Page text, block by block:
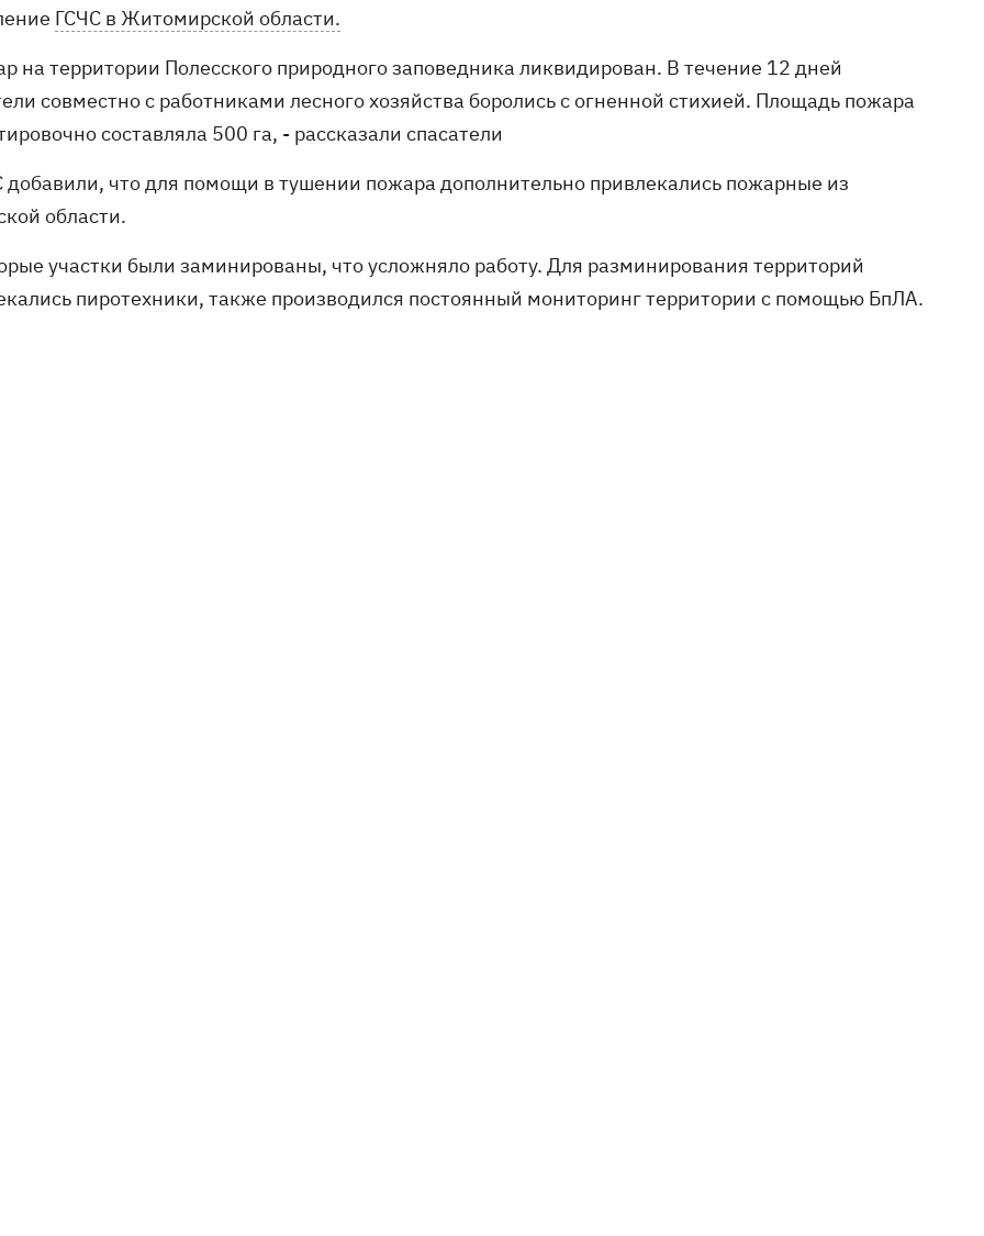
ГСЧС в Житомирской области.
на территории Полесского природного заповедника ликвидирован. В течение 12 дней
совместно с работниками лесного хозяйства боролись с огненной стихией. Площадь пожара
составляла 500 га, - рассказали спасатели
добавили, что для помощи в тушении пожара дополнительно привлекались пожарные из
области.
участки были заминированы, что усложняло работу. Для разминирования территорий
пиротехники, также производился постоянный мониторинг территории с помощью БпЛА.